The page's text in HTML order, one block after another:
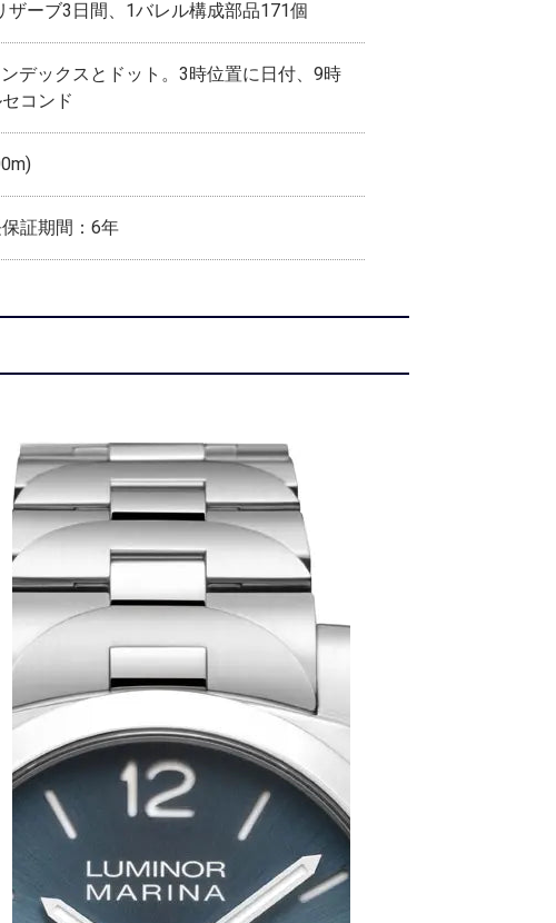
ーブ3日間、1バレル構成部品171個
デックスとドット。3時位置に日付、9時
コンド
証期間：6年